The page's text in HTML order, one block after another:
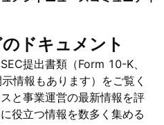
ドキュメント
提出書類（Form 10-K、
情報もあります）をご覧く
と事業運営の最新情報を評
役立つ情報を数多く集める